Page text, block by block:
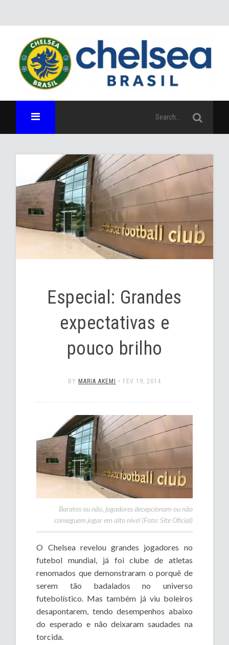
Especial: Grandes
expectativas e
pouco brilho
BY MARIA AKEMI • FEV 19, 2014
Baratos ou não, jogadores decepcionam ou não
conseguem jogar em alto nível (Foto: Site Oficial)
O Chelsea revelou grandes jogadores no
futebol mundial, já foi clube de atletas
renomados que demonstraram o porquê de
serem tão badalados no universo
futebolístico. Mas também já viu boleiros
desapontarem, tendo desempenhos abaixo
do esperado e não deixaram saudades na
torcida.